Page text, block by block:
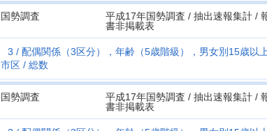
国勢調査
平成17年国勢調査 / 抽出速報集計 /
書非掲載表
3
配偶関係（3区分），年齢（5歳階級），男女別15歳以
市区
総数
国勢調査
平成17年国勢調査 / 抽出速報集計 /
書非掲載表